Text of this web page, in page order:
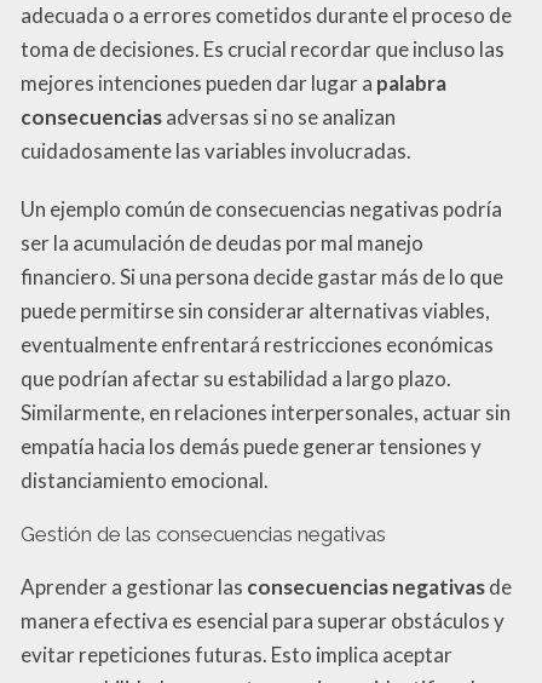
adecuada o a errores cometidos durante el proceso de
toma de decisiones. Es crucial recordar que incluso las
mejores intenciones pueden dar lugar a palabra
consecuenciasadversas si no se analizan
cuidadosamente las variables involucradas.
Un ejemplo común de consecuencias negativas podría
ser la acumulación de deudas por mal manejo
financiero. Si una persona decide gastar más de lo que
puede permitirse sin considerar alternativas viables,
eventualmente enfrentará restricciones económicas
que podrían afectar su estabilidad a largo plazo.
Similarmente, en relaciones interpersonales, actuar sin
empatía hacia los demás puede generar tensiones y
distanciamiento emocional.
Gestión de las consecuencias negativas
Aprender a gestionar las consecuencias negativasde
manera efectiva es esencial para superar obstáculos y
evitar repeticiones futuras. Esto implica aceptar